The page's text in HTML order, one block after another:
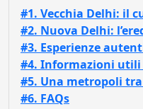
#1. Vecchia Delhi: il
#2. Nuova Delhi:
#3. Esperienze
#4. Informazioni utili
#5. Una metropoli
#6. FAQs